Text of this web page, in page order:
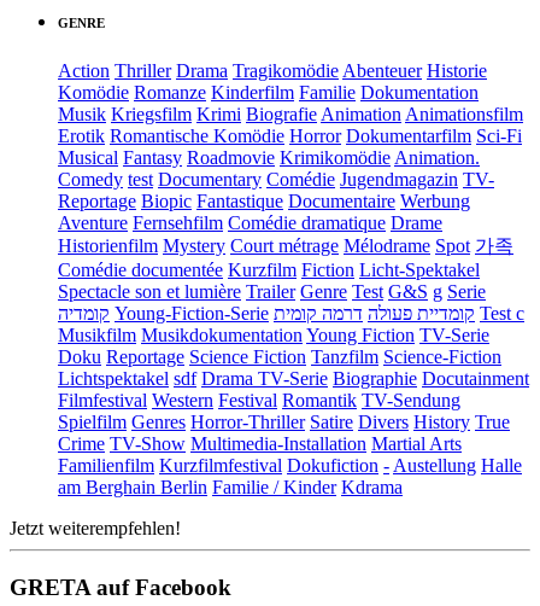
GENRE
Action Thriller Drama Tragikomödie Abenteuer Historie
Komödie Romanze Kinderfilm Familie Dokumentation
Musik Kriegsfilm Krimi Biografie Animation Animationsfilm
Erotik Romantische Komödie Horror Dokumentarfilm Sci-Fi
Musical Fantasy Roadmovie Krimikomödie Animation.
Comedy test Documentary Comédie Jugendmagazin TV-
Reportage Biopic Fantastique Documentaire Werbung
Aventure Fernsehfilm Comédie dramatique Drame
Historienfilm Mystery Court métrage Mélodrame Spot 가족
Comédie documentée Kurzfilm Fiction Licht-Spektakel
Spectacle son et lumière Trailer Genre Test G&S g Serie
קומדיה Young-Fiction-Serie קומדיית פעולה דרמה קומית
Test c
Musikfilm Musikdokumentation Young Fiction TV-Serie
Doku Reportage Science Fiction Tanzfilm Science-Fiction
Lichtspektakel sdf Drama TV-Serie Biographie Docutainment
Filmfestival Western Festival Romantik TV-Sendung
Spielfilm Genres Horror-Thriller Satire Divers History True
Crime TV-Show Multimedia-Installation Martial Arts
Familienfilm Kurzfilmfestival Dokufiction - Austellung Halle
am Berghain Berlin Familie / Kinder Kdrama
Jetzt weiterempfehlen!
GRETA auf Facebook